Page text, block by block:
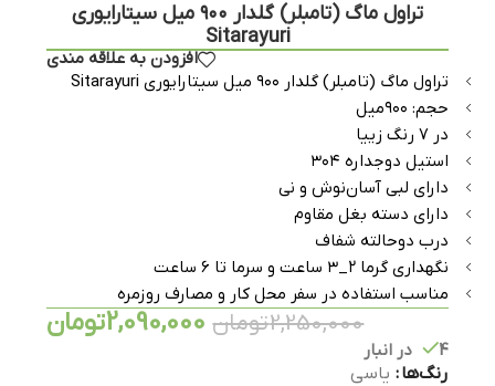
تراول ماگ (تامبلر) گلدار ۹۰۰ میل سیتارایوری
Sitarayuri
افزودن به علاقه مندی
تراول ماگ (تامبلر) گلدار ۹۰۰ میل سیتارایوری Sitarayuri
حجم: ۹۰۰میل
در ۷ رنگ زییا
استیل دوجداره ۳۰۴
دارای لبی آسان‌نوش و نی
دارای دسته بغل مقاوم
درب دوحالته شفاف
نگهداری گرما ۲_۳ ساعت و سرما تا ۶ ساعت
مناسب استفاده در سفر محل کار و مصارف روزمره
2,250,000تومان 2,090,000تومان
4 در انبار
رنگ‌ها یاسی